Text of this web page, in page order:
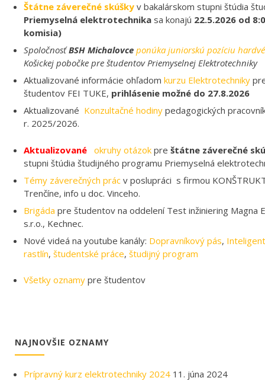
Štátne záverečné skúšky v bakalárskom stupni štúdia
Priemyselná elektrotechnika sa konajú 22.5.2026 od
komisia)
SpoločnosťBSH Michalovce ponúka juniorskú pozíciu
Košickej pobočke pre študentov Priemyselnej Elektrotechniky
Aktualizované informácie ohľadom kurzu Elektrotechniky
študentov FEI TUKE, prihlásenie možné do 27.8.2026
Aktualizované Konzultačné hodiny pedagogických
r. 2025/2026.
Aktualizované okruhy otázok pre štátne záverečné
stupni štúdia študijného programu Priemyselná
Témy záverečných prác v poslupráci s firmou
Trenčíne, info u doc. Vinceho.
Brigáda pre študentov na oddelení Test inžiniering Magna
s.r.o., Kechnec.
Nové videá na youtube kanály: Dopravníkový pás,
rastlín, študentské práce, študijný program
Všetky oznamy pre študentov
NAJNOVŠIE OZNAMY
Prípravný kurz elektrotechniky 2024 11. júna 2024